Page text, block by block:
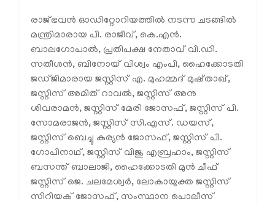
രാജ്ഭവൻ ഓഡിറ്റോറിയത്തിൽ നടന്ന ചടങ്ങിൽ
മന്ത്രിമാരായ പി. രാജീവ്, കെ.എൻ.
ബാലഗോപാൽ, പ്രതിപക്ഷ നേതാവ് വി.ഡി.
സതീശൻ, ബിനോയ് വിശ്വം എംപി, ഹൈക്കോടതി
ജഡ്ജിമാരായ ജസ്റ്റിസ് എ. മുഹമ്മദ് മുഷ്താഖ്,
ജസ്റ്റിസ് അമിത് റാവൽ, ജസ്റ്റിസ് അനു
ശിവരാമൻ, ജസ്റ്റിസ് മേരി ജോസഫ്, ജസ്റ്റിസ് പി.
സോമരാജൻ, ജസ്റ്റിസ് സി.എസ്. ഡയസ്,
ജസ്റ്റിസ് ബെച്ചു കുര്യൻ ജോസഫ്, ജസ്റ്റിസ് പി.
ഗോപിനാഥ്, ജസ്റ്റിസ് വിജു എബ്രഹാം, ജസ്റ്റിസ്
ബസന്ത് ബാലാജി, ഹൈക്കോടതി മുൻ ചീഫ്
ജസ്റ്റിസ് ജെ. ചലമേശ്വർ, ലോകായുക്ത ജസ്റ്റിസ്
സിറിയക് ജോസഫ്, സംസ്ഥാന പൊലീസ്